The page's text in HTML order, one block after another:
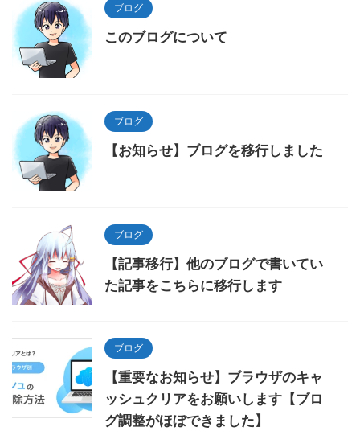
ブログ
このブログについて
ブログ
【お知らせ】ブログを移行しました
ブログ
【記事移行】他のブログで書いてい
た記事をこちらに移行します
ブログ
【重要なお知らせ】ブラウザのキャ
ッシュクリアをお願いします【ブロ
グ調整がほぼできました】